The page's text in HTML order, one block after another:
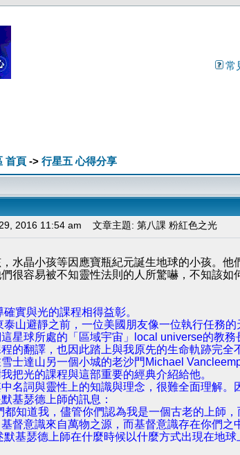
常
首頁 -> 行星五 心得分享
2016 11:54 am 文章主題: 第八課 粉紅色之光
水晶小孩等因應寶瓶紀元誕生地球的小孩。
很容易被不知靈性法則的人所驚嚇，不知該
實與光的課程相得益彰。
泰山避靜之前，一位美國朋友像一位執行任務
星球所處的「區域宇宙」local universe的教
的翻譯，也因此踏上與我原先的生命軌跡完全
士達山另一個小城的老沙門Michael
把光的課程與這部重要的經典介紹給他。
名詞與靈性上的知識與理念，很難全面理解
基瑟德上師的訊息：
都知道我，儘管你們認為我是一個古老的上師
督意識來自萬物之源，而基督意識存在你們
基瑟德上師在什麼時候以什麼方式出現在地球